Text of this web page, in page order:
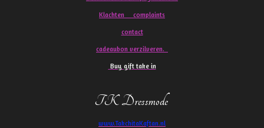
Klachten complaints
contact
cadeaubon verzilveren.
Buy gift take in
TK Dressmode
www.TakchitaKaftan.nl